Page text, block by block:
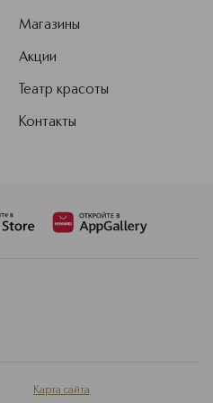
Магазины
Акции
Театр красоты
Контакты
Карта сайта